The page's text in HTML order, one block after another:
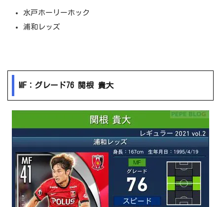
水戸ホーリーホック
浦和レッズ
MF：グレード76 関根 貴大